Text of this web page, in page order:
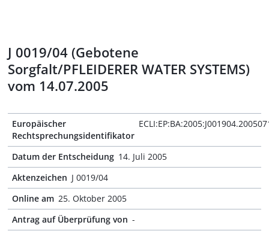
J 0019/04 (Gebotene
Sorgfalt/PFLEIDERER WATER SYSTEMS)
vom 14.07.2005
Europäischer
Rechtsprechungsidentifikator
Datum der Entscheidung 14. Juli 2005
Aktenzeichen J 0019/04
Online am 25. Oktober 2005
Antrag auf Überprüfung von -